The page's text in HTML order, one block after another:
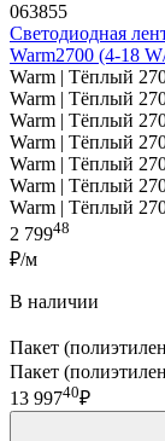
063855
Светодиодная
Warm2700 (4-18
Warm | Тёплый
Warm | Тёплый
Warm | Тёплый
Warm | Тёплый
Warm | Тёплый
Warm | Тёплый
Warm | Тёплый
2 79948
₽/м
В наличии
Пакет
Пакет
13 99740₽